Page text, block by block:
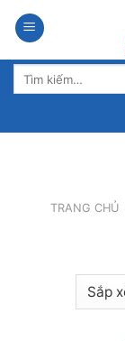
qua
nội
dung
Tìm
TRANG CHỦ